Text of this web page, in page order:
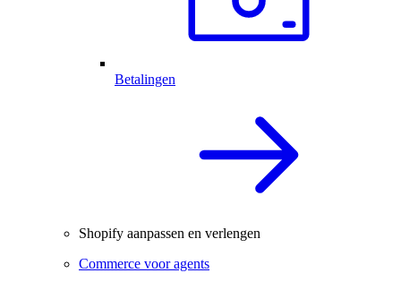
Betalingen
Shopify aanpassen en verlengen
Commerce voor agents